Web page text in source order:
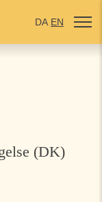
DA EN
(DK)